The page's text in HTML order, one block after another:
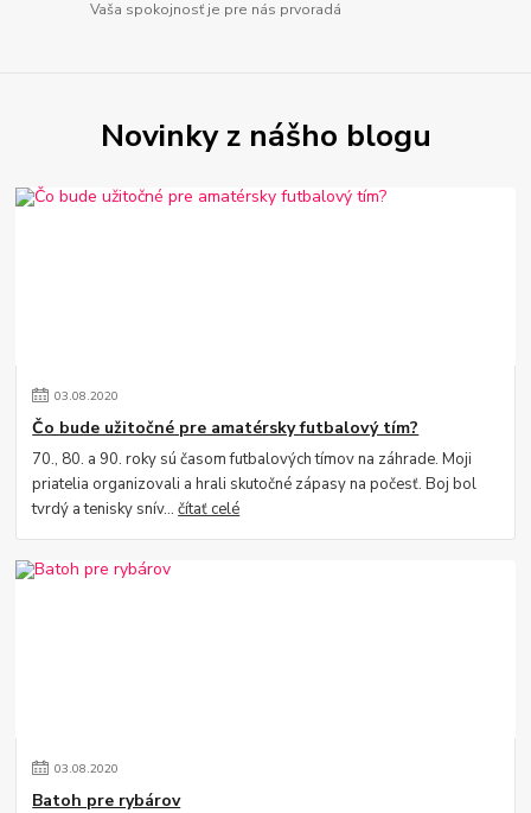
Vaša spokojnosť je pre nás prvoradá
Novinky z nášho blogu
03.08.2020
Čo bude užitočné pre amatérsky futbalový tím?
70., 80. a 90. roky sú časom futbalových tímov na záhrade. Moji
priatelia organizovali a hrali skutočné zápasy na počesť. Boj bol
tvrdý a tenisky snív...čítať celé
03.08.2020
Batoh pre rybárov